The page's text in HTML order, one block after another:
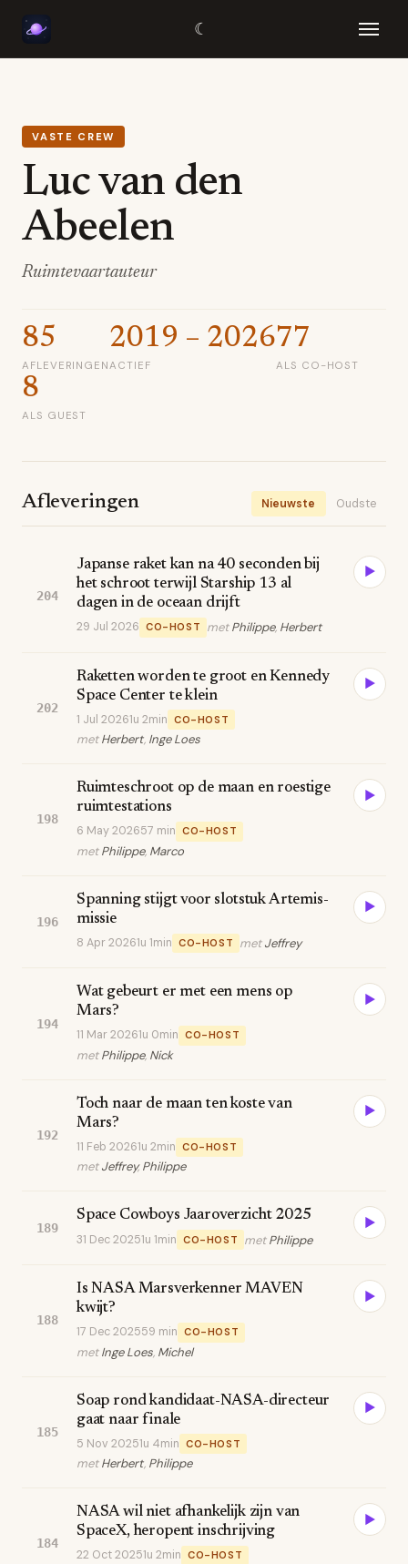
☾
VASTE CREW
Luc van den
Abeelen
Ruimtevaartauteur
85
AFLEVERINGEN
2019 – 2026
ACTIEF
77
ALS CO-HOST
8
ALS GUEST
Afleveringen Nieuwste Oudste
204
Japanse raket kan na 40 seconden bij
het schroot terwijl Starship 13 al
dagen in de oceaan drijft
29 Jul 2026 CO-HOST metPhilippe, Herbert
▶
202
Raketten worden te groot en Kennedy
Space Center te klein
1 Jul 20261u 2min CO-HOST
metHerbert, Inge Loes
▶
198
Ruimteschroot op de maan en roestige
ruimtestations
6 May 202657 min CO-HOST
metPhilippe, Marco
▶
196
Spanning stijgt voor slotstuk Artemis-
missie
8 Apr 20261u 1min CO-HOST metJeffrey
▶
194
Wat gebeurt er met een mens op
Mars?
11 Mar 20261u 0min CO-HOST
metPhilippe, Nick
▶
192
Toch naar de maan ten koste van
Mars?
11 Feb 20261u 2min CO-HOST
metJeffrey,Philippe
▶
189
Space Cowboys Jaaroverzicht 2025
31 Dec 20251u 1min CO-HOST metPhilippe
▶
188
Is NASA Marsverkenner MAVEN
kwijt?
17 Dec 202559 min CO-HOST
metInge Loes, Michel
▶
185
Soap rond kandidaat-NASA-directeur
gaat naar finale
5 Nov 20251u 4min CO-HOST
metHerbert, Philippe
▶
184
NASA wil niet afhankelijk zijn van
SpaceX, heropent inschrijving
22 Oct 20251u 2min CO-HOST
▶